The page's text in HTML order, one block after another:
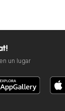
un lugar